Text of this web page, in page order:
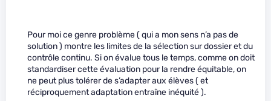
Pour moi ce genre problème ( qui a mon sens n’a pas de
solution ) montre les limites de la sélection sur dossier et du
contrôle continu. Si on évalue tous le temps, comme on doit
standardiser cette évaluation pour la rendre équitable, on
ne peut plus tolérer de s’adapter aux élèves ( et
réciproquement adaptation entraîne inéquité ).